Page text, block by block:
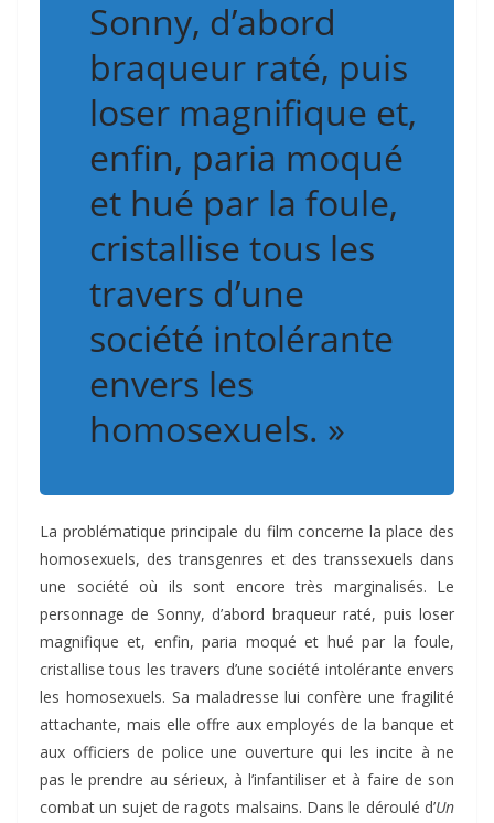
Sonny, d’abord
braqueur raté, puis
loser magnifique et,
enfin, paria moqué
et hué par la foule,
cristallise tous les
travers d’une
société intolérante
envers les
homosexuels. »
La problématique principale du film concerne la place des
homosexuels, des transgenres et des transsexuels dans
une société où ils sont encore très marginalisés. Le
personnage de Sonny, d’abord braqueur raté, puis loser
magnifique et, enfin, paria moqué et hué par la foule,
cristallise tous les travers d’une société intolérante envers
les homosexuels. Sa maladresse lui confère une fragilité
attachante, mais elle offre aux employés de la banque et
aux officiers de police une ouverture qui les incite à ne
pas le prendre au sérieux, à l’infantiliser et à faire de son
combat un sujet de ragots malsains. Dans le déroulé d’Un